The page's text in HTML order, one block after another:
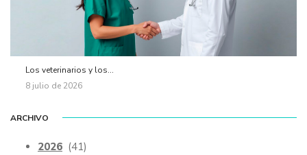
Los veterinarios y los...
8 julio de 2026
ARCHIVO
2026 (41)